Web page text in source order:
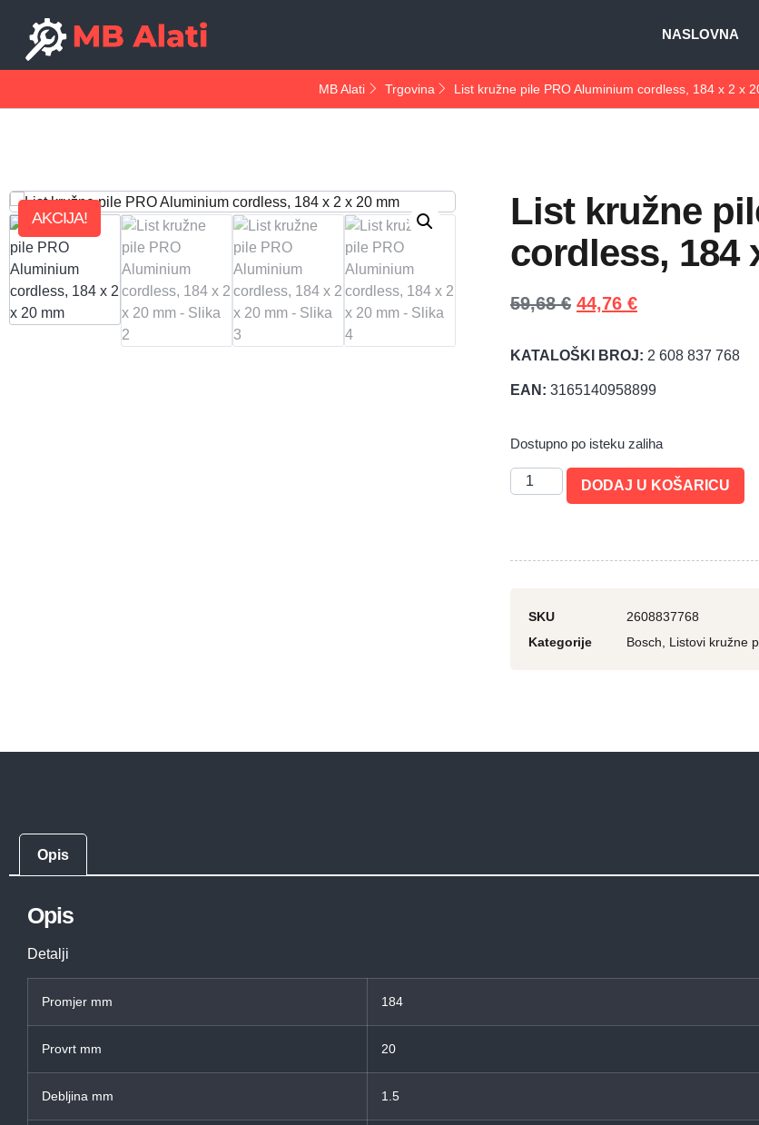
NASLOVNA
MB Alati Trgovina List kružne pile PRO Aluminium cordless, 184 x 2 x
AKCIJA!
List kružne
cordless, 184
59,68€ 44,76 €
KATALOŠKI BROJ: 2 608 837 768
EAN: 3165140958899
Dostupno po isteku zaliha
DODAJ U KOŠARICU
SKU
2608837768
Kategorije
Bosch Listovi kružne
Opis
Opis
Detalji
Promjer mm 184
Provrt mm 20
Debljina mm 1.5